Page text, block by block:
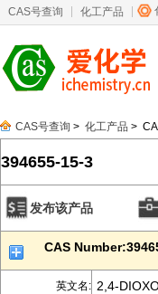
CAS号查询 化工产品
CAS号查询 > 化工产品 >
394655-15-3
发布该产品
CAS
英文名: 2,4-